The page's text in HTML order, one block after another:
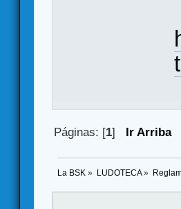
Páginas: [1] Ir Arriba
La BSK » LUDOTECA»